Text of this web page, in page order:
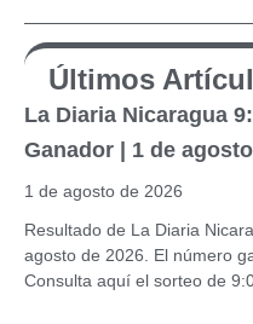
Últimos
La Diaria Nicaragua
Ganador | 1 de
1 de agosto de 2026
Resultado de La Diaria
agosto de 2026. El número
Consulta aquí el sorteo de